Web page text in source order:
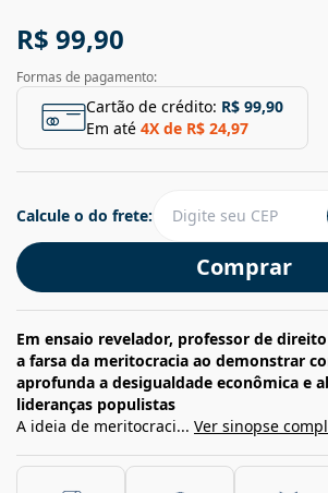
R$ 99,90
Formas de pagamento:
Cartão de crédito: R$ 99,90
Em até 4X de R$ 24,97
Comprar
Calcule o do frete:
Em ensaio revelador, professor de
a farsa da meritocracia ao demonstrar
aprofunda a desigualdade econômica e
lideranças populistas
A ideia de meritocraci... Ver sinopse